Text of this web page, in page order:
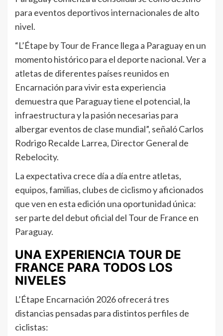
para eventos deportivos internacionales de alto
nivel.
“L’Étape by Tour de France llega a Paraguay en un
momento histórico para el deporte nacional. Ver a
atletas de diferentes países reunidos en
Encarnación para vivir esta experiencia
demuestra que Paraguay tiene el potencial, la
infraestructura y la pasión necesarias para
albergar eventos de clase mundial”, señaló Carlos
Rodrigo Recalde Larrea, Director General de
Rebelocity.
La expectativa crece día a día entre atletas,
equipos, familias, clubes de ciclismo y aficionados
que ven en esta edición una oportunidad única:
ser parte del debut oficial del Tour de France en
Paraguay.
UNA EXPERIENCIA TOUR DE
FRANCE PARA TODOS LOS
NIVELES
L’Étape Encarnación 2026 ofrecerá tres
distancias pensadas para distintos perfiles de
ciclistas: